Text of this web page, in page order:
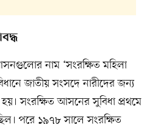
নাম ‘সংরক্ষিত মহিলা
জাতীয় সংসদে নারীদের জন্য
সংরক্ষিত আসনের সুবিধা প্রথমে
পরে ১৯৭৮ সালে সংরক্ষিত